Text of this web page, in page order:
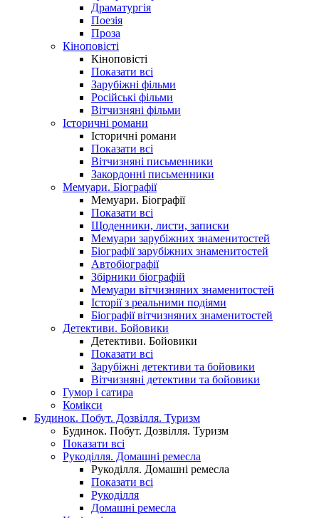
Драматургія
Поезія
Проза
Кіноповісті
Кіноповісті
Показати всі
Зарубіжні фільми
Російські фільми
Вітчизняні фільми
Історичні романи
Історичні романи
Показати всі
Вітчизняні письменники
Закордонні письменники
Мемуари. Біографії
Мемуари. Біографії
Показати всі
Щоденники, листи, записки
Мемуари зарубіжних знаменитостей
Біографії зарубіжних знаменитостей
Автобіографії
Збірники біографій
Мемуари вітчизняних знаменитостей
Історії з реальними подіями
Біографії вітчизняних знаменитостей
Детективи. Бойовики
Детективи. Бойовики
Показати всі
Зарубіжні детективи та бойовики
Вітчизняні детективи та бойовики
Гумор і сатира
Комікси
Будинок. Побут. Дозвілля. Туризм
Будинок. Побут. Дозвілля. Туризм
Показати всі
Рукоділля. Домашні ремесла
Рукоділля. Домашні ремесла
Показати всі
Рукоділля
Домашні ремесла